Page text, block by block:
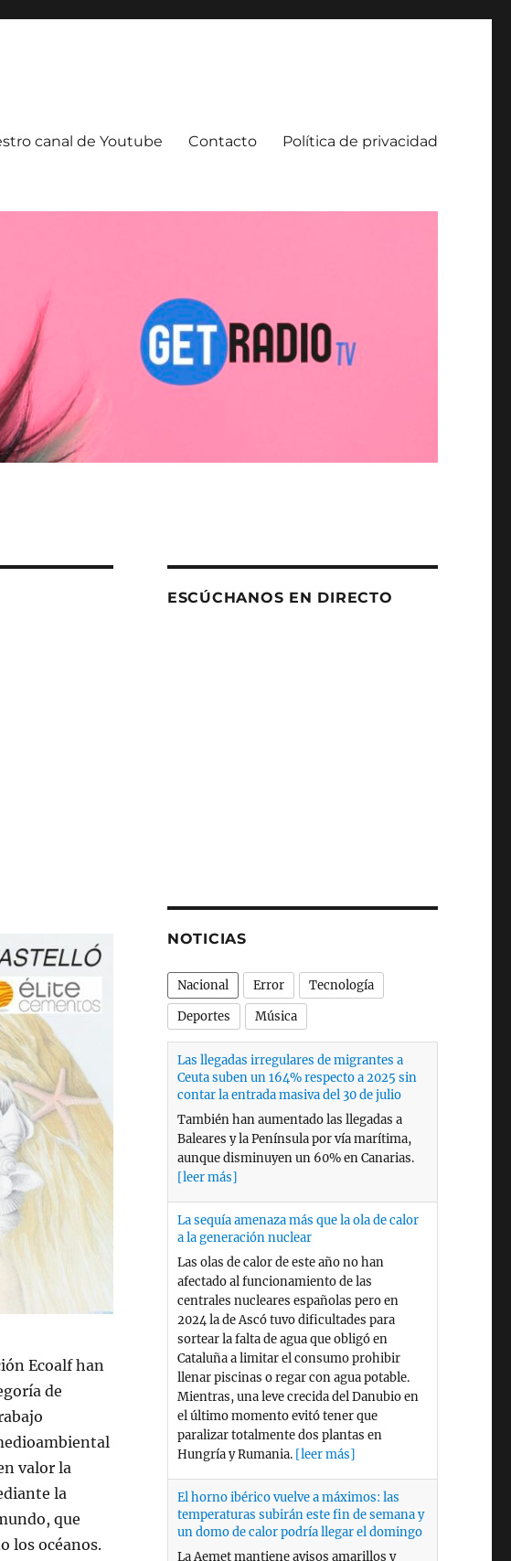
canal de Youtube Contacto Política de privacidad
Ecoalf han
de
valor la
la
que
los océanos.
ESCÚCHANOS EN DIRECTO
NOTICIAS
Nacional Error
Tecnología
Deportes
Música
La sequía amenaza más que la ola de calor
a la generación nuclear
Las olas de calor de este año no han
afectado al funcionamiento de las
centrales nucleares españolas pero en
2024 la de Ascó tuvo dificultades para
sortear la falta de agua que obligó en
Cataluña a limitar el consumo prohibir
llenar piscinas o regar con agua potable.
Mientras, una leve crecida del Danubio en
el último momento evitó tener que
paralizar totalmente dos plantas en
Hungría y Rumania. [leer más]
El horno ibérico vuelve a máximos: las
temperaturas subirán este fin de semana y
un domo de calor podría llegar el domingo
La Aemet mantiene avisos amarillos y
naranjas por altas temperaturas en buena
parte del país, mientras los meteorólogos
ponen el foco en la evolución de la próxima
Las olas de calor de julio elevaron un 3,4%
el consumo eléctrico, que creció hasta un
6,9% con respecto a julio de 2025